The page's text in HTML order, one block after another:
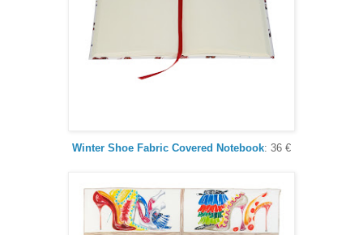
Winter Shoe Fabric Covered Notebook: 36 €